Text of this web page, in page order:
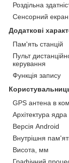
Роздільна
Сенсорний екран
Додаткові
Пам'ять станцій
Пульт
керування
Функція запису
GPS антена в
Архітектура ядра
Версія Android
Внутрішня
Висота, мм
Графічний